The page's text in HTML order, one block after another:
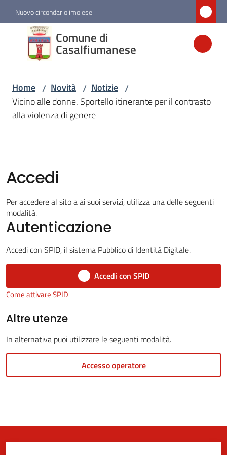
Vai al contenuto
Vai alla navigazione
Vai al footer
Nuovo circondario imolese
Comune di
Casalfiumanese
Comune di
Casalfiumanese
Amministrazione
Casalfiumanese
on-
gli
Home / Novità / Notizie /
Vicino alle donne. Sportello itinerante per il contrasto
alla violenza di genere
Accedi
Per accedere al sito a ai suoi servizi, utilizza una delle seguenti
modalità.
Autenticazione
Accedi con SPID, il sistema Pubblico di Identità Digitale.
Accedi con SPID
Come attivare SPID
Altre utenze
In alternativa puoi utilizzare le seguenti modalità.
Accesso operatore